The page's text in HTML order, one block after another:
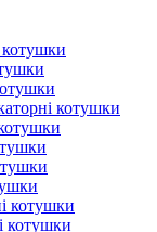
котушки
котушки
котушки
котушки